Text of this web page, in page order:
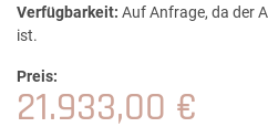
Verfügbarkeit: Auf Anfrage, da der
ist.
Preis:
21.933,00 €